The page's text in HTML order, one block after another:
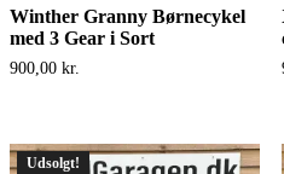
Winther Granny Børnecykel
med 3 Gear i Sort
900,00 kr.
Udsolgt!